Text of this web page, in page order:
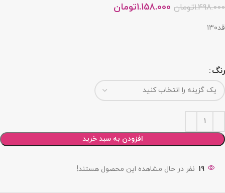
1.498.000تومان 1.158.000تومان
قد۱۳۰
رنگ
افزودن به سبد خرید
19 نفر در حال مشاهده این محصول هستند!